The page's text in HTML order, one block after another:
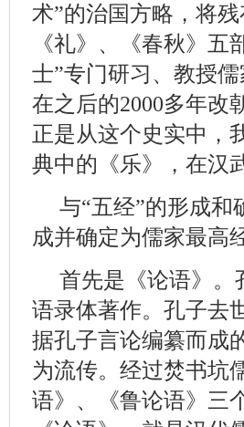
术”的治国方略，将
《礼》、《春秋》五
士”专门研习、教授
在之后的2000多年改
正是从这个史实中，
典中的《乐》，在汉
与“五经”的形成和
成并确定为儒家最高
首先是《论语》。
语录体著作。孔子去
据孔子言论编纂而
为流传。经过焚书坑
语》、《鲁论语》三